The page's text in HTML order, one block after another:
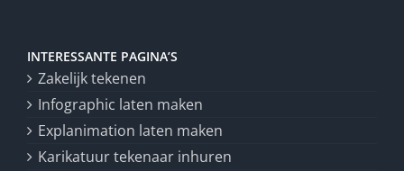
INTERESSANTE PAGINA’S
Zakelijk tekenen
Infographic laten maken
Explanimation laten maken
Karikatuur tekenaar inhuren